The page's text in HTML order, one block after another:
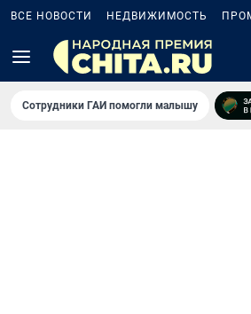
ВСЕ НОВОСТИ НЕДВИЖИМОСТЬ
Сотрудники ГАИ помогли малышу